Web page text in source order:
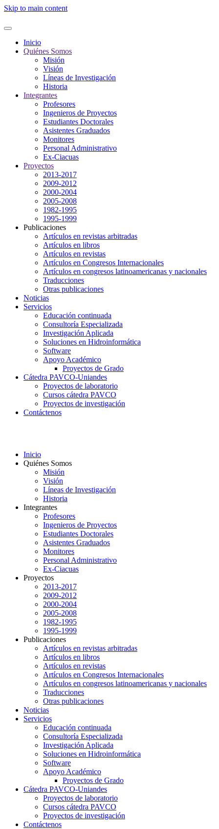
Skip to main content
Inicio
Quiénes Somos
Misión
Visión
Líneas de Investigación
Historia
Integrantes
Profesores
Ingenieros de Proyectos
Estudiantes Doctorales
Asistentes Graduados
Monitores
Personal Administrativo
Ex-Ciacuas
Proyectos
2013-2017
2009-2012
2000-2004
2005-2008
1982-1995
1995-1999
Publicaciones
Artículos en revistas arbitradas
Artículos en libros
Artículos en revistas
Artículos en Congresos Internacionales
Artículos en congresos latinoamericanas y nacionales
Traducciones
Otras publicaciones
Noticias
Servicios
Educación continuada
Consultoría Especializada
Investigación Aplicada
Soluciones en Hidroinformática
Software
Apoyo Académico
Proyectos de Grado
Cátedra PAVCO-Uniandes
Proyectos de laboratorio
Cursos cátedra PAVCO
Proyectos de investigación
Contáctenos
Inicio
Quiénes Somos
Misión
Visión
Líneas de Investigación
Historia
Integrantes
Profesores
Ingenieros de Proyectos
Estudiantes Doctorales
Asistentes Graduados
Monitores
Personal Administrativo
Ex-Ciacuas
Proyectos
2013-2017
2009-2012
2000-2004
2005-2008
1982-1995
1995-1999
Publicaciones
Artículos en revistas arbitradas
Artículos en libros
Artículos en revistas
Artículos en Congresos Internacionales
Artículos en congresos latinoamericanas y nacionales
Traducciones
Otras publicaciones
Noticias
Servicios
Educación continuada
Consultoría Especializada
Investigación Aplicada
Soluciones en Hidroinformática
Software
Apoyo Académico
Proyectos de Grado
Cátedra PAVCO-Uniandes
Proyectos de laboratorio
Cursos cátedra PAVCO
Proyectos de investigación
Contáctenos